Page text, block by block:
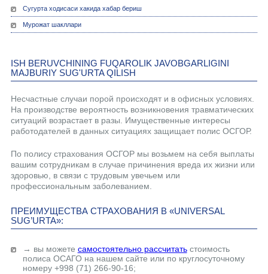
Сугурта ходисаси хакида хабар бериш
Мурожат шакллари
ISH BERUVCHINING FUQAROLIK JAVOBGARLIGINI
MAJBURIY SUG'URTA QILISH
Несчастные случаи порой происходят и в офисных условиях.
На производстве вероятность возникновения травматических
ситуаций возрастает в разы. Имущественные интересы
работодателей в данных ситуациях защищает полис ОСГОР.
По полису страхования ОСГОР мы возьмем на себя выплаты
вашим сотрудникам в случае причинения вреда их жизни или
здоровью, в связи с трудовым увечьем или
профессиональным заболеванием.
ПРЕИМУЩЕСТВА СТРАХОВАНИЯ В «UNIVERSAL
SUG’URTA»:
→ вы можете самостоятельно рассчитатьстоимость
полиса ОСАГО на нашем сайте или по круглосуточному
номеру +998 (71) 266-90-16;